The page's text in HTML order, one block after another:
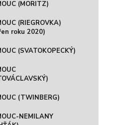
(MORITZ)
(RIEGROVKA)
roku 2020)
(SVATOKOPECKÝ)
(TWINBERG)
NEMILANY